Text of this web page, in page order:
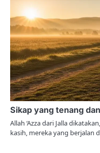
Sikap yang tenang
Allah ‘Azza dari Jalla
kasih, mereka yang berjalan